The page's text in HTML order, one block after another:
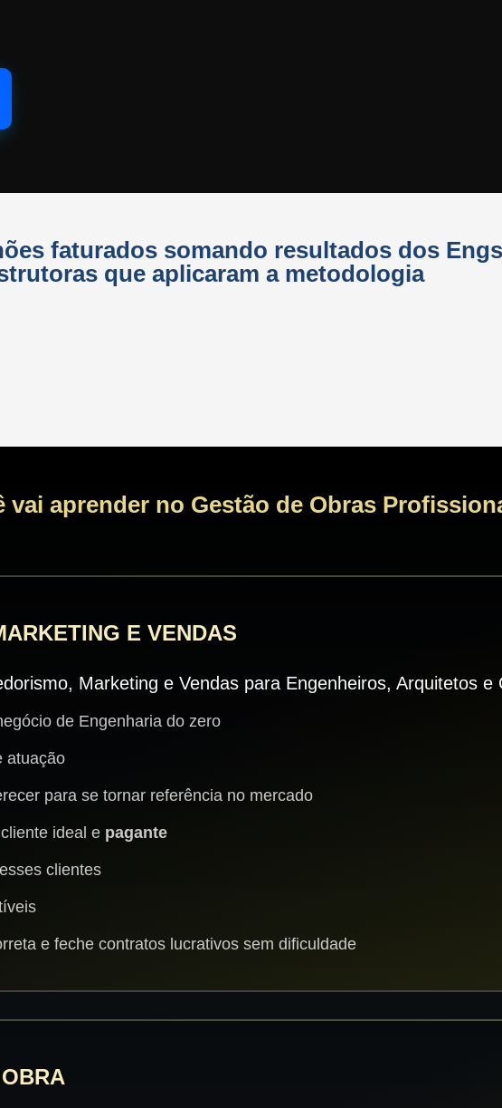
faturados somando resultados dos
que aplicaram a metodologia
vai aprender no Gestão de Obras
E VENDAS
Marketing e Vendas para Engenheiros, Arquitetos e
de Engenharia do zero
atuação
para se tornar referência no mercado
ideal e pagante
clientes
e feche contratos lucrativos sem dificuldade